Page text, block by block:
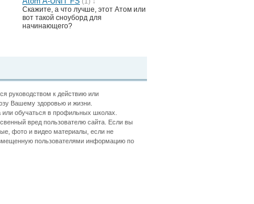
Скажите, а что лучше, этот Атом или
вот такой сноуборд для
начинающего?
руководством к действию или
Вашему здоровью и жизни.
обучаться в профильных школах.
вред пользователю сайта. Если вы
фото и видео материалы, если не
пользователями информацию по